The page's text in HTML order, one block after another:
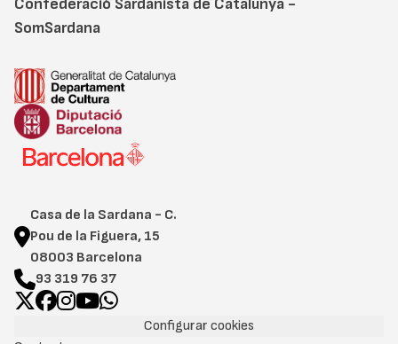
Confederació Sardanista de Catalunya -
SomSardana
Casa de la Sardana - C.
Pou de la Figuera, 15
08003 Barcelona
93 319 76 37
Configurar cookies